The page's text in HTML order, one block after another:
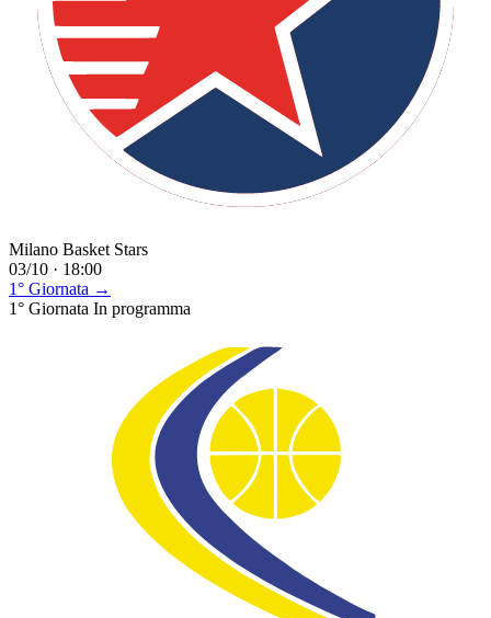
Milano Basket Stars
03/10 · 18:00
1° Giornata →
1° Giornata In programma